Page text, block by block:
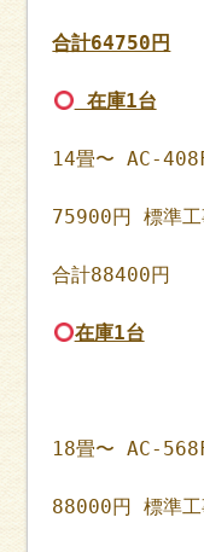
合計64750円
在庫1台
14畳〜 AC-
75900円 標準
合計88400円
在庫1台
18畳〜 AC-
88000円 標準